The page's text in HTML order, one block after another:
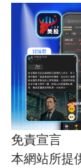
免責宣言
本網站所提